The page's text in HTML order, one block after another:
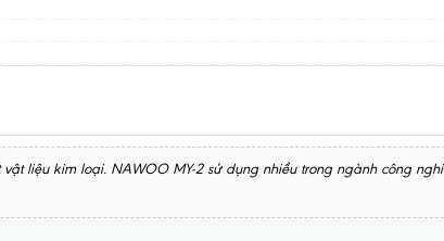
liệu kim loại. NAWOO MY-2 sử dụng nhiều trong ngành công